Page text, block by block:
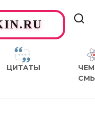
ЦИТАТЫ
ЧЕМ